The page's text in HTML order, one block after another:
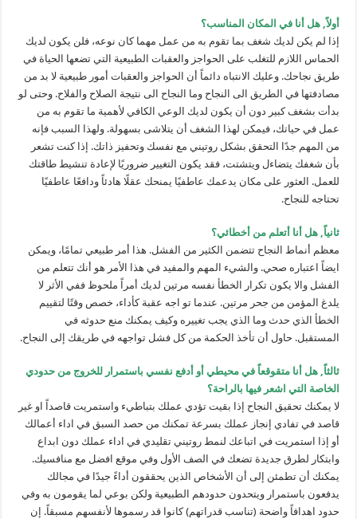
أولاً, هل أنا في المكان المناسب؟
إذا لم يكن لديك شغف بما تقوم به من عمل مهما كان نوعه، فلن يكون لديك
الحماس اللازم للتغلب على الحواجز والعقبات الطبيعية التي تضعها الحياة في
طريق نجاحك. وعليك الانتباه دائماً أن الحواجز والعقبات أمور طبيعية لا بد من
مصادفتها في الطريق الى النجاح وما النجاح الى نتيجة الصلاح والفلاح. وحتى لو
بدأت بشغف كبير دون أن يكون لديك الوعي الكافي لأهمية ما تقوم به من
عمل في حياتك، فيمكن لهذا الشغف أن يتلاشى بسهولة. ولهذا السبب فإنه
من المهم جدًا التحقق بشكل روتيني مع نفسك وتحفيز ذاتك. إذا كنت تشعر
بأن شغفك يتضاءل ويتشتت، فقد يكون التغيير ضروريًا لإعادة تنشيط طاقتك
للعمل. العثور على مكان يدعمك عاطفيًا يمنحك عقلًا هادئاً ودافعًا عاطفيًا
تحتاجه للنجاح.
ثانياً, هل أنا أتعلم من أخطائي؟
معظم أنماط النجاح تتضمن الكثير من الفشل. هذا أمر طبيعي تمامًا، ويمكن
ايضاً اعتباره صحي. والشيء المهم والمفيد في هذا الأمر هو أنك تتعلم من
الفشل والا يكون تكرار الخطأ نفسه مرتين لديك أمراً ملحوظ ففي الأثر لا
يلدغ المؤمن من جحر مرتين. عندما تو اجه عقبة كأداء، خصص وقتًا لتقييم
الخطأ الذي حدث وما الذي يجب تغييره وكيف يمكنك منع حدوثه في
المستقبل. حاول أن تأخذ الحكمة من كل فشل تواجهه في طريقك إلى النجاح.
ثالثاً, هل أنا متقوقعاً في محيطي أو أدفع نفسي باستمرار للخروج من حدودي
الخاصة التي اشعر فيها بالراحة؟
لا يمكنك تحقيق النجاح إذا بقيت تؤدي عملك بتباطيء واستمريت قاصداً او غير
قاصد في تفادي إنجاز عملك بسرعة تمكنك من حصد السبق في اداء أعمالك
أو إذا استمريت في اتباعك لنمط روتيني تقليدي في اداء عملك دون ابداع
وابتكار لطرق جديدة تضعك في الصف الأول وفي موقع افضل مع منافسيك.
يمكنك أن تطمئن إلى أن الأشخاص الذين يحققون أداءً جيدًا في مجالك
يدفعون باستمرار ويتحدون حدودهم الطبيعية ولكن بوعي لما يقومون به وفي
حدود اهدافاً واضحة (تناسب قدراتهم) كانوا قد رسموها لأنفسهم مسبقاً. إن